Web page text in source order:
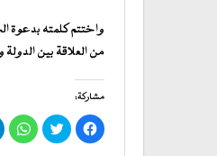
واختتم كلمته بدعوة
من العلاقة بين الدولة
مشاركة:
انقر
للمشاركة
على
اضغط
للمشاركة
على
انقر